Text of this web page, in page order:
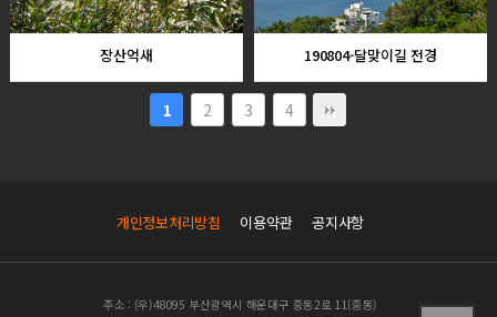
장산억새 190804-달맞이길 전경
1 2 3 4
개인정보처리방침 이용약관 공지사항
주소 : (우)48095 부산광역시 해운대구 중동2로 11(중동)